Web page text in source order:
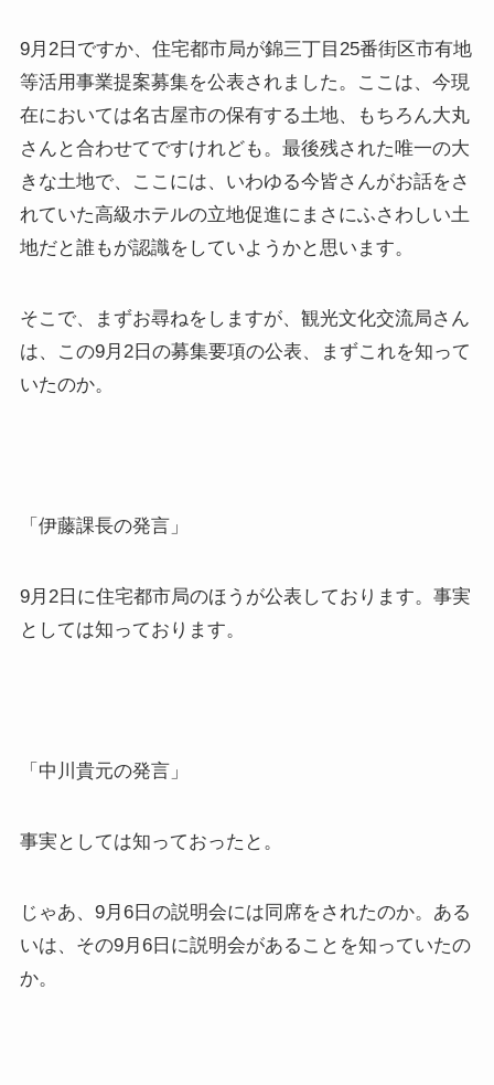
9月2日ですか、住宅都市局が錦三丁目25番街区市有地
等活用事業提案募集を公表されました。ここは、今現
在においては名古屋市の保有する土地、もちろん大丸
さんと合わせてですけれども。最後残された唯一の大
きな土地で、ここには、いわゆる今皆さんがお話をさ
れていた高級ホテルの立地促進にまさにふさわしい土
地だと誰もが認識をしていようかと思います。
そこで、まずお尋ねをしますが、観光文化交流局さん
は、この9月2日の募集要項の公表、まずこれを知って
いたのか。
「伊藤課長の発言」
9月2日に住宅都市局のほうが公表しております。事実
としては知っております。
「中川貴元の発言」
事実としては知っておったと。
じゃあ、9月6日の説明会には同席をされたのか。ある
いは、その9月6日に説明会があることを知っていたの
か。